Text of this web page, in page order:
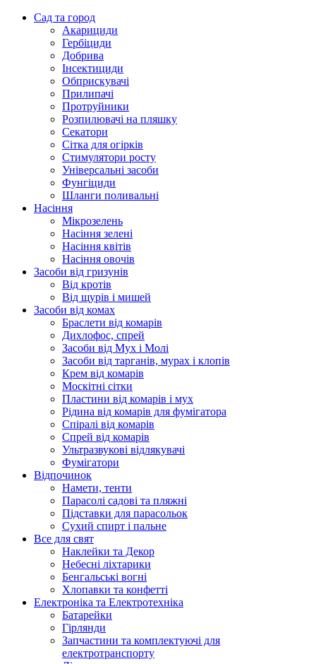
Сад та город
Акарициди
Гербіциди
Добрива
Інсектициди
Обприскувачі
Прилипачі
Протруйники
Розпилювачі на пляшку
Секатори
Сітка для огірків
Стимулятори росту
Універсальні засоби
Фунгіциди
Шланги поливальні
Насіння
Мікрозелень
Насіння зелені
Насіння квітів
Насіння овочів
Засоби від гризунів
Від кротів
Від щурів і мишей
Засоби від комах
Браслети від комарів
Дихлофос, спрей
Засоби від Мух і Молі
Засоби від тарганів, мурах і клопів
Крем від комарів
Москітні сітки
Пластини від комарів і мух
Рідина від комарів для фумігатора
Спіралі від комарів
Спрей від комарів
Ультразвукові відлякувачі
Фумігатори
Відпочинок
Намети, тенти
Парасолі садові та пляжні
Підставки для парасольок
Сухий спирт і пальне
Все для свят
Наклейки та Декор
Небесні ліхтарики
Бенгальські вогні
Хлопавки та конфетті
Електроніка та Електротехніка
Батарейки
Гірлянди
Запчастини та комплектуючі для
електротранспорту